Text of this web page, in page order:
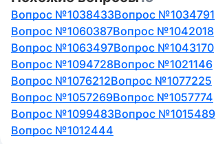
Вопрос №1038433Вопрос №1034791
Вопрос №1060387Вопрос №1042018
Вопрос №1063497Вопрос №1043170
Вопрос №1094728Вопрос №1021146
Вопрос №1076212Вопрос №1077225
Вопрос №1057269Вопрос №1057774
Вопрос №1099483Вопрос №1015489
Вопрос №1012444